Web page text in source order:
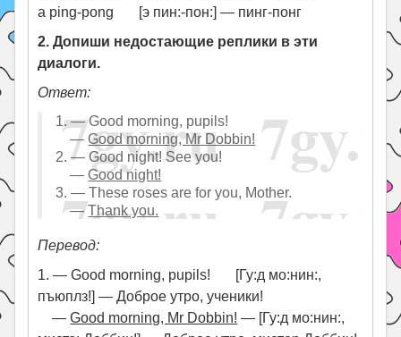
a ping-pong [э пин:-пон:] — пинг-понг
2. Допиши недостающие реплики в эти
диалоги.
Ответ:
1. — Good morning, pupils!
—Good morning, Mr Dobbin!
2. — Good night! See you!
—Good night!
3. — These roses are for you, Mother.
—Thank you.
Перевод:
1. — Good morning, pupils! [Гу:д мо:нин:,
пъюплз!] — Доброе утро, ученики!
—Good morning, Mr Dobbin! — [Гу:д мо:нин:,